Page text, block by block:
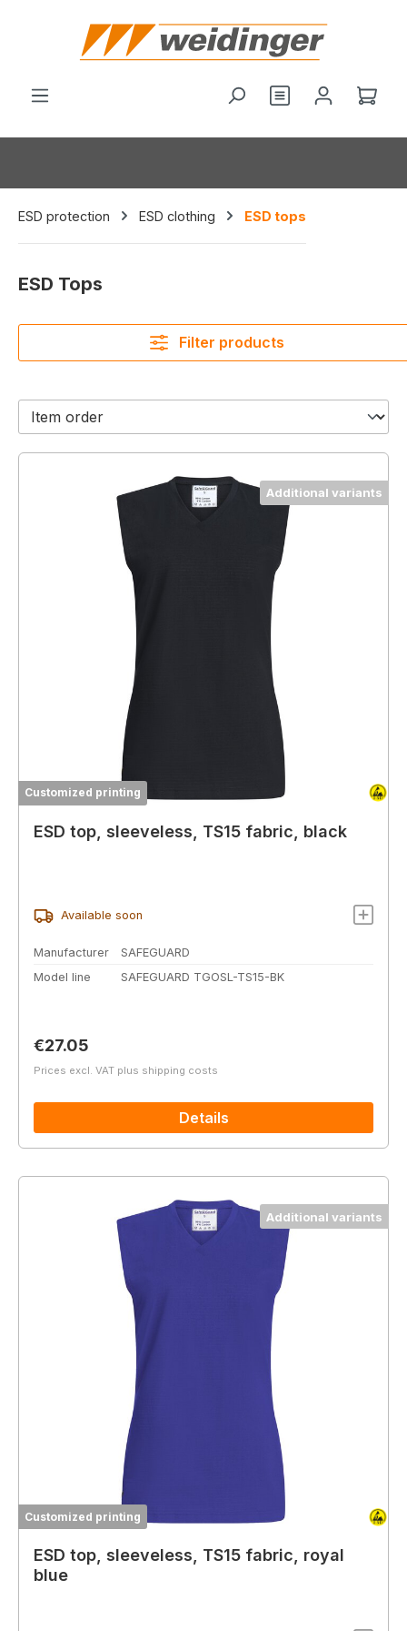
You have 0
ESD protection ESD clothing ESD tops
ESD Tops
Filter products
Additional variants
Customized printing
ESD top, sleeveless, TS15 fabric, black
Available soon
Manufacturer
SAFEGUARD
Model line
SAFEGUARD TGOSL-TS15-BK
Regular price:
€27.05
Prices excl. VAT plus shipping costs
Details
Additional variants
Customized printing
ESD top, sleeveless, TS15 fabric, royal
blue